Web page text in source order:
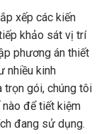
xếp các kiến
khảo sát vị trí
phương án thiết
nhiều kinh
trọn gói, chúng tôi
để tiết kiệm
đang sử dụng.